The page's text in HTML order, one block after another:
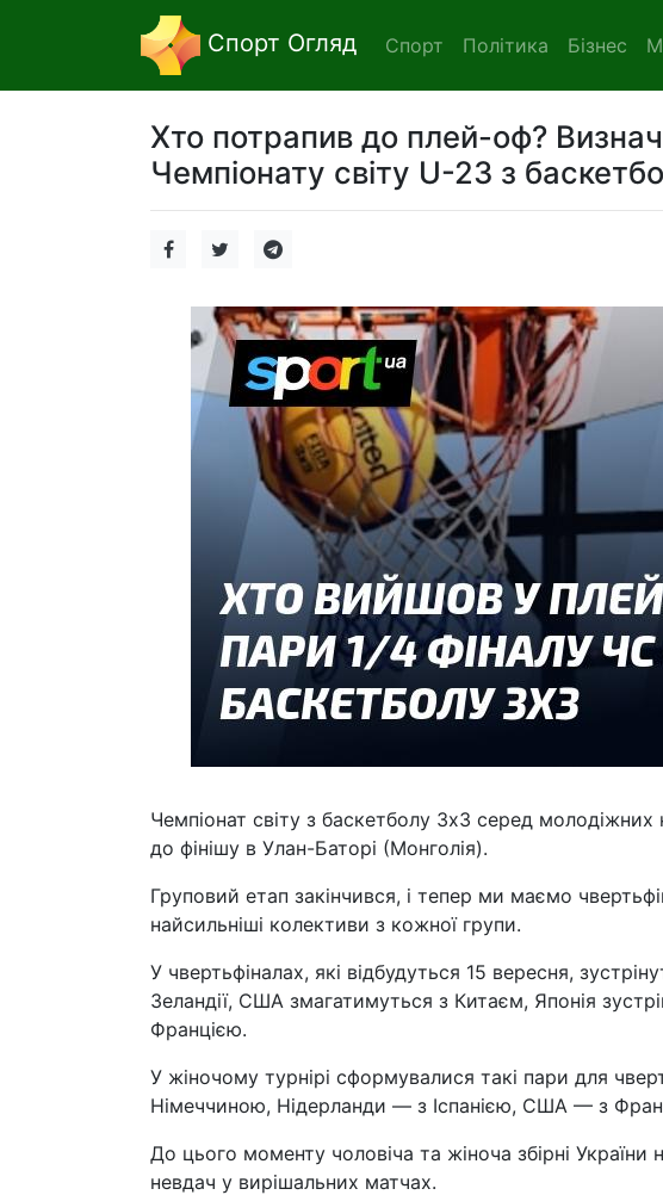
Спорт Огляд Спорт Політика Бізнес
Хто потрапив до плей-оф?
Чемпіонату світу U-23 з
Чемпіонат світу з баскетболу 3х3 серед
до фінішу в Улан-Баторі (Монголія).
Груповий етап закінчився, і тепер ми маємо
найсильніші колективи з кожної групи.
У чвертьфіналах, які відбудуться 15 вересня,
Зеландії, США змагатимуться з Китаєм, Японія
Францією.
У жіночому турнірі сформувалися такі пари для
Німеччиною, Нідерланди — з Іспанією, США — з
До цього моменту чоловіча та жіноча збірні
невдач у вирішальних матчах.